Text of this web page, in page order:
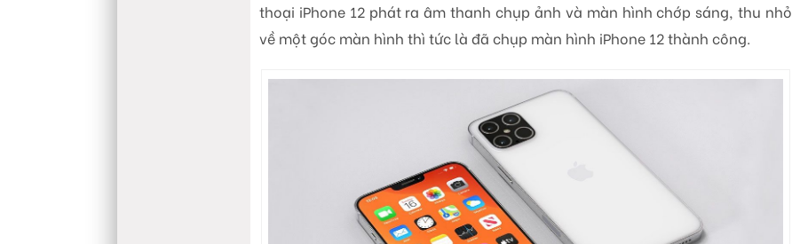
thoại iPhone 12 phát ra âm thanh chụp ảnh và màn hình chớp sáng, thu nhỏ
về một góc màn hình thì tức là đã chụp màn hình iPhone 12 thành công.